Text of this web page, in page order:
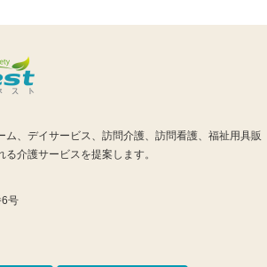
ム、デイサービス、訪問介護、訪問看護、福祉用具販
介護サービスを提案します。
号